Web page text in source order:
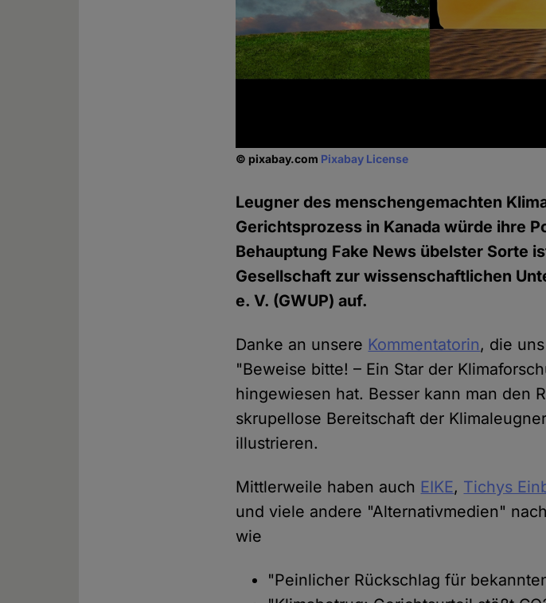
© pixabay.com Pixabay License
Leugner des menschengemachten
Gerichtsprozess in Kanada würde ihre
Behauptung Fake News übelster Sorte
Gesellschaft zur wissenschaftlichen
e. V. (GWUP) auf.
Danke an unsere Kommentatorin, die
"Beweise bitte! – Ein Star der
hingewiesen hat. Besser kann man den
skrupellose Bereitschaft der
illustrieren.
Mittlerweile haben auch EIKE, Tichys
und viele andere "Alternativmedien"
wie
"Peinlicher Rückschlag für